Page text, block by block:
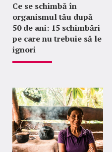
Ce se schimbă în
organismul tău după
50 de ani: 15 schimbări
pe care nu trebuie să le
ignori